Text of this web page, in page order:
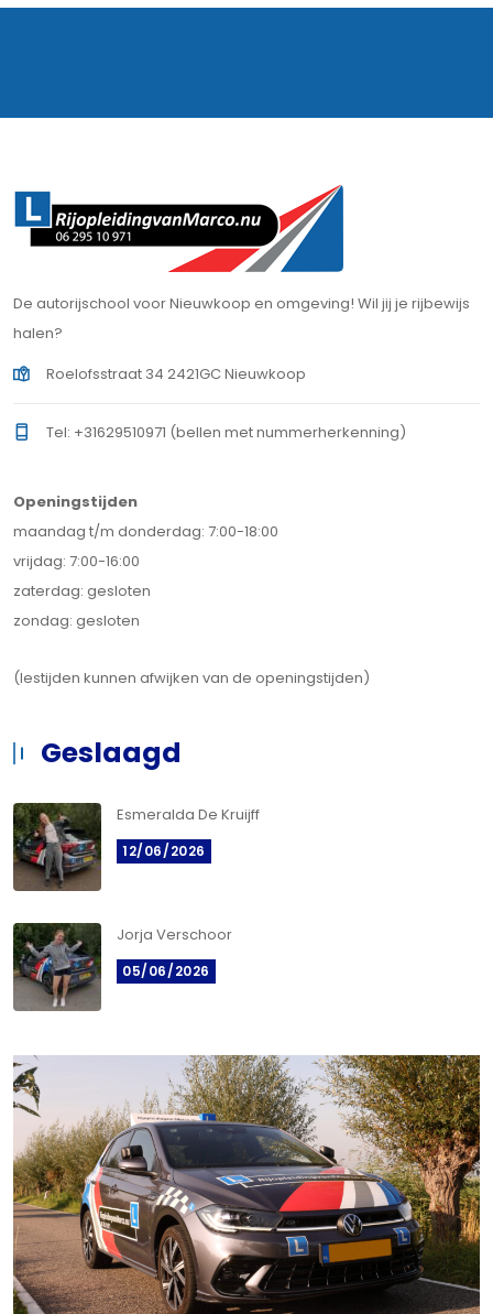
De autorijschool voor Nieuwkoop en omgeving! Wil jij je rijbewijs
halen?
Roelofsstraat 34 2421GC Nieuwkoop
Tel: +31629510971 (bellen met nummerherkenning)
Openingstijden
maandag t/m donderdag: 7:00-18:00
vrijdag: 7:00-16:00
zaterdag: gesloten
zondag: gesloten
(lestijden kunnen afwijken van de openingstijden)
Geslaagd
Esmeralda De Kruijff
12/06/2026
Jorja Verschoor
05/06/2026